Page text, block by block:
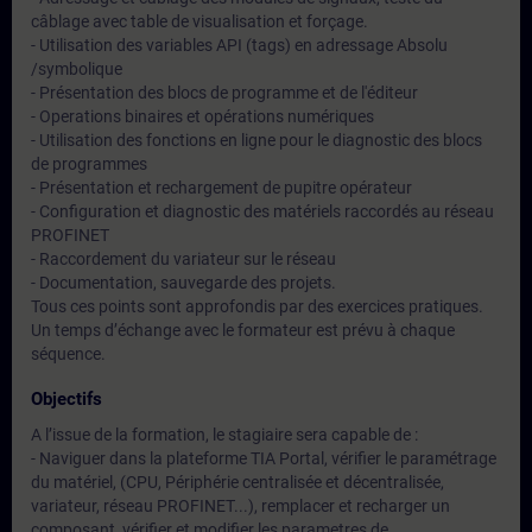
câblage avec table de visualisation et forçage.
- Utilisation des variables API (tags) en adressage Absolu
/symbolique
- Présentation des blocs de programme et de l'éditeur
- Operations binaires et opérations numériques
- Utilisation des fonctions en ligne pour le diagnostic des blocs
de programmes
- Présentation et rechargement de pupitre opérateur
- Configuration et diagnostic des matériels raccordés au réseau
PROFINET
- Raccordement du variateur sur le réseau
- Documentation, sauvegarde des projets.
Tous ces points sont approfondis par des exercices pratiques.
Un temps d’échange avec le formateur est prévu à chaque
séquence.
Objectifs
A l’issue de la formation, le stagiaire sera capable de :
- Naviguer dans la plateforme TIA Portal, vérifier le paramétrage
du matériel, (CPU, Périphérie centralisée et décentralisée,
variateur, réseau PROFINET...), remplacer et recharger un